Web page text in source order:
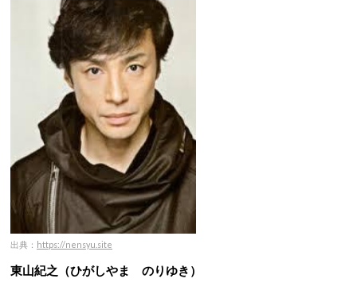
出典： https://nensyu.site
東山紀之（ひがしやま のりゆき）